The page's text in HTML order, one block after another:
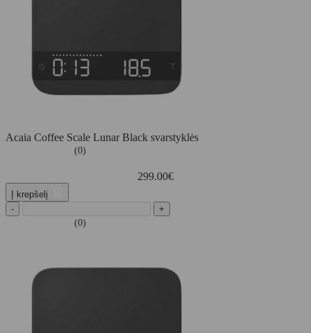
Acaia Coffee Scale Lunar Black svarstyklės
(0)
299.00€
Į krepšelį
-
+
(0)